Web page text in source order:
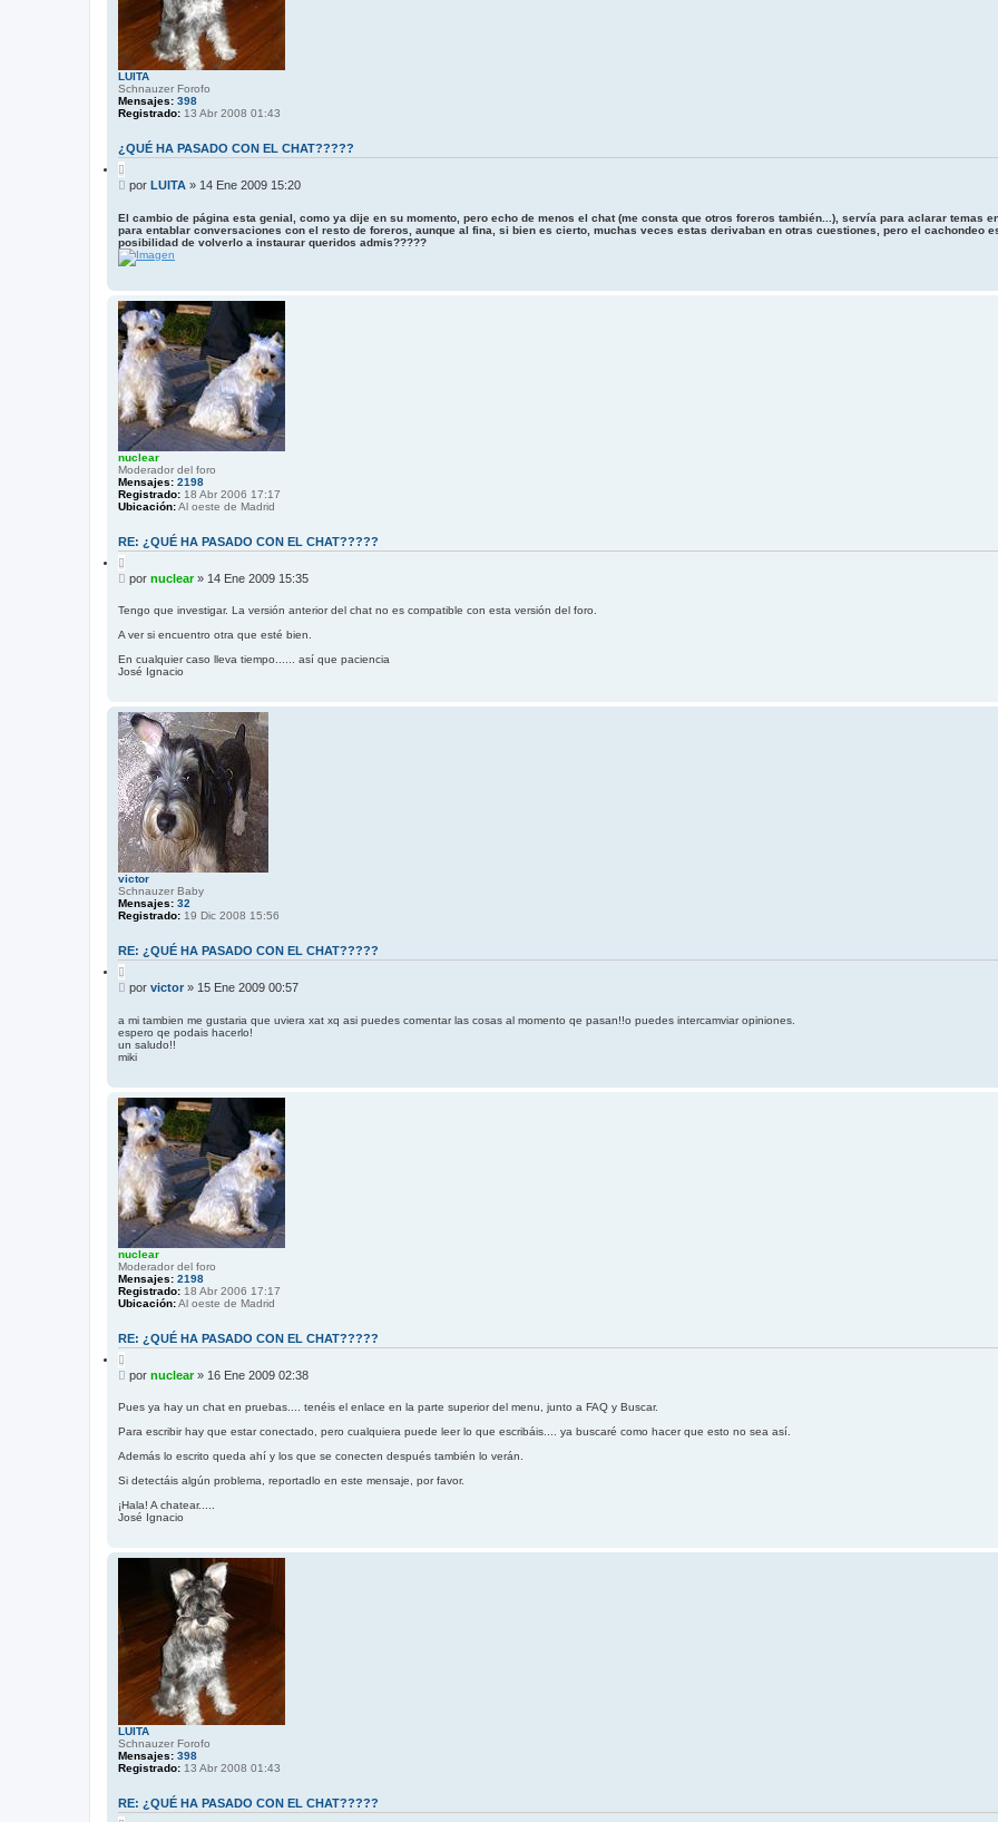
n
z
a
d
a
LUITA
Schnauzer Forofo
Mensajes: 398
Registrado: 13 Abr 2008 01:43
¿QUÉ HA PASADO CON EL CHAT?????
i
t
r
M
n
s
a
j
por LUITA » 14 Ene 2009 15:20
El cambio de página esta genial, como ya dije en su momento, pero echo de menos el chat (me consta que otros foreros también...), servía para aclarar temas
para entablar conversaciones con el resto de foreros, aunque al fina, si bien es cierto, muchas veces estas derivaban en otras cuestiones, pero el cachondeo
posibilidad de volverlo a instaurar queridos admis?????
nuclear
Moderador del foro
Mensajes: 2198
Registrado: 18 Abr 2006 17:17
Ubicación:Al oeste de Madrid
RE: ¿QUÉ HA PASADO CON EL CHAT?????
i
t
r
M
n
a
j
e
por nuclear» 14 Ene 2009 15:35
Tengo que investigar. La versión anterior del chat no es compatible con esta versión del foro.
A ver si encuentro otra que esté bien.
En cualquier caso lleva tiempo...... así que paciencia
José Ignacio
victor
Schnauzer Baby
Mensajes: 32
Registrado: 19 Dic 2008 15:56
RE: ¿QUÉ HA PASADO CON EL CHAT?????
i
t
M
n
s
a
j
por victor » 15 Ene 2009 00:57
a mi tambien me gustaria que uviera xat xq asi puedes comentar las cosas al momento qe pasan!!o puedes intercamviar opiniones.
espero qe podais hacerlo!
un saludo!!
miki
nuclear
Moderador del foro
Mensajes: 2198
Registrado: 18 Abr 2006 17:17
Ubicación:Al oeste de Madrid
RE: ¿QUÉ HA PASADO CON EL CHAT?????
i
t
r
M
n
a
por nuclear» 16 Ene 2009 02:38
Pues ya hay un chat en pruebas.... tenéis el enlace en la parte superior del menu, junto a FAQ y Buscar.
Para escribir hay que estar conectado, pero cualquiera puede leer lo que escribáis.... ya buscaré como hacer que esto no sea así.
Además lo escrito queda ahí y los que se conecten después también lo verán.
Si detectáis algún problema, reportadlo en este mensaje, por favor.
¡Hala! A chatear.....
José Ignacio
LUITA
Schnauzer Forofo
Mensajes: 398
Registrado: 13 Abr 2008 01:43
RE: ¿QUÉ HA PASADO CON EL CHAT?????